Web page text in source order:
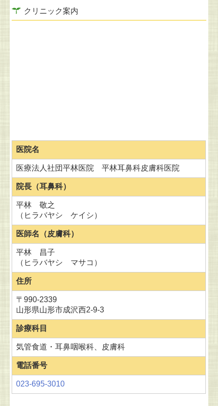
クリニック案内
医院名
医療法人社団平林医院 平林耳鼻科皮膚科医院
院長（耳鼻科）
平林 敬之
（ヒラバヤシ ケイシ）
医師名（皮膚科）
平林 昌子
（ヒラバヤシ マサコ）
住所
〒990-2339
山形県山形市成沢西2-9-3
診療科目
気管食道・耳鼻咽喉科、皮膚科
電話番号
023-695-3010